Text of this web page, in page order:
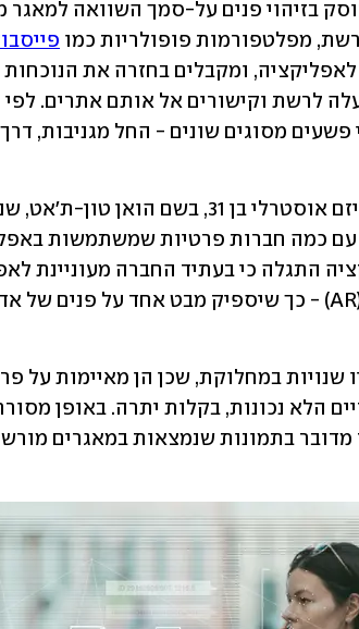
בזיהוי פנים על-סמך השוואה למאגר